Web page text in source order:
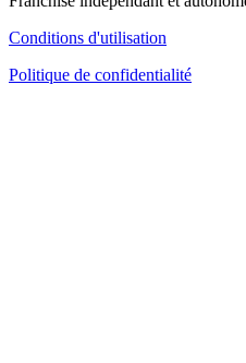
Conditions d'utilisation
Politique de confidentialité